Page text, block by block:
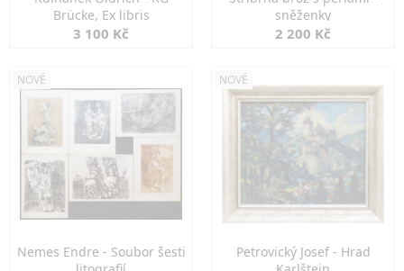
Brücke, Ex libris
3 100 Kč
sněženky
2 200 Kč
NOVÉ
Nemes Endre - Soubor šesti
NOVÉ
Petrovický Josef - Hrad